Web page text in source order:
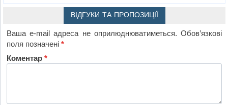
ВІДГУКИ ТА ПРОПОЗИЦІЇ
Ваша e-mail адреса не оприлюднюватиметься. Обов’язкові
поля позначені*
Коментар*